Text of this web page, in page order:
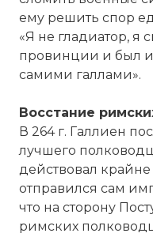
ему решить спор
«Я не гладиатор, я
провинции и был
самими галлами».
Восстание
В 264 г. Галлиен
лучшего
действовал
отправился сам
что на сторону
римских
☓